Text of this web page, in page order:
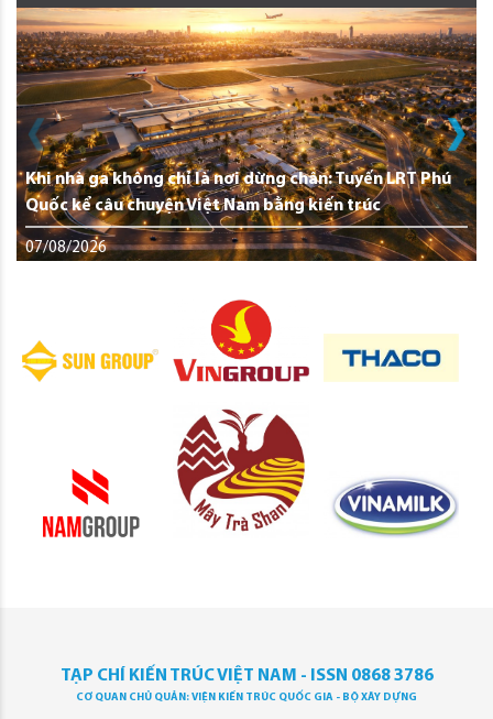
Khi nhà ga không chỉ là nơi dừng chân: Tuyến LRT Phú
Quốc kể câu chuyện Việt Nam bằng kiến trúc
07/08/2026
TẠP CHÍ KIẾN TRÚC VIỆT NAM - ISSN 0868 3786
CƠ QUAN CHỦ QUẢN: VIỆN KIẾN TRÚC QUỐC GIA - BỘ XÂY DỰNG